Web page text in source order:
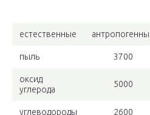
естественные
пыль 3700
оксид
углерода
5000
углеводороды 2600